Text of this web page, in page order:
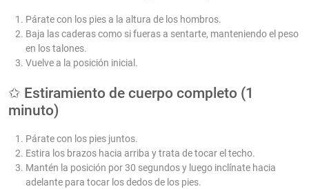
Párate con los pies a la altura de los hombros.
Baja las caderas como si fueras a sentarte, manteniendo el peso
en los talones.
Vuelve a la posición inicial.
✩ Estiramiento de cuerpo completo (1
minuto)
Párate con los pies juntos.
Estira los brazos hacia arriba y trata de tocar el techo.
Mantén la posición por 30 segundos y luego inclínate hacia
adelante para tocar los dedos de los pies.